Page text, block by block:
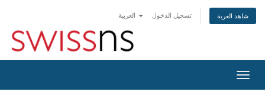
تسجيل الدخول شاهد العربة